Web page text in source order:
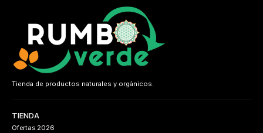
Tienda de productos naturales y orgánicos.
TIENDA
Ofertas 2026